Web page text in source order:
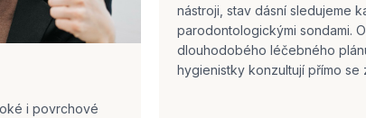
i povrchové
nástroji, stav dásní sledujeme
parodontologickými sondami.
dlouhodobého léčebného
hygienistky konzultují přímo se